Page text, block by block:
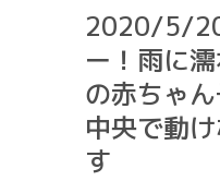
2020/5/
ー！雨に
の赤ちゃ
中央で動
す